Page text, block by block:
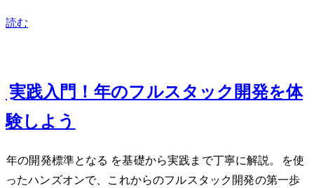
読む
React Server Components実践入門！2025年のフルスタック開発を体
験しよう
2025年のWeb開発標準となるReact Server Componentsを基礎から実践まで丁寧に解説。Next.jsを使
ったハンズオンで、これからのフルスタック開発の第一歩